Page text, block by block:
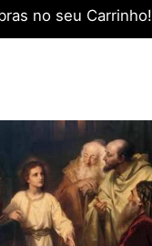
no seu Carrinho!